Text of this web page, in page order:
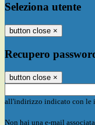
Seleziona utente
button close ×
Recupero
button close ×
all'indirizzo indicato con le
Non hai una e-mail